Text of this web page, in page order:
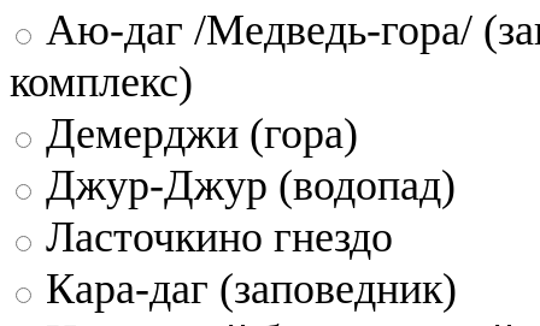
Аю-даг /Медведь-гора/
комплекс)
Демерджи (гора)
Джур-Джур (водопад)
Ласточкино гнездо
Кара-даг (заповедник)